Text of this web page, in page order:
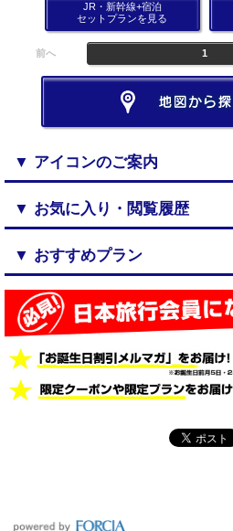
JR・新幹線+宿泊
セットプランを見る
前へ 1
▼ アイコンのご案内
▼ お気に入り・閲覧履歴
▼ おすすめプラン